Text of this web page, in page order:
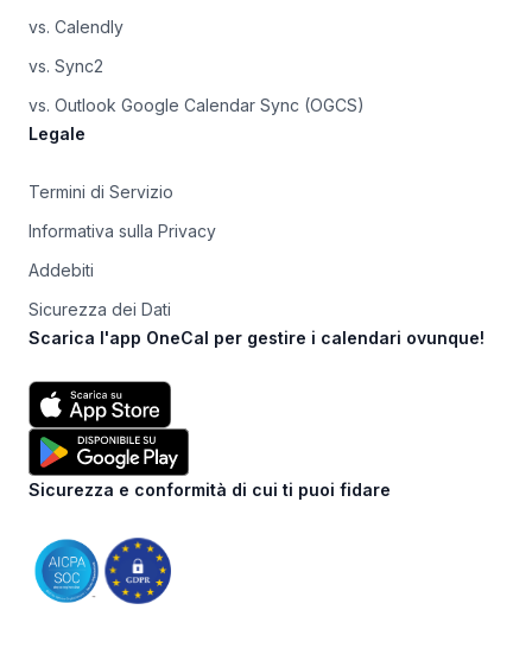
vs. Calendly
vs. Sync2
vs. Outlook Google Calendar Sync (OGCS)
Legale
Termini di Servizio
Informativa sulla Privacy
Addebiti
Sicurezza dei Dati
Scarica l'app OneCal per gestire i calendari ovunque!
Sicurezza e conformità di cui ti puoi fidare